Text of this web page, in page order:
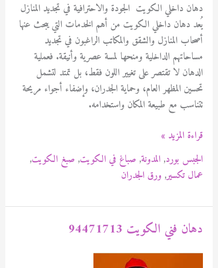
دهان داخلي الكويت الجودة والاحترافية في تجديد المنازل
يُعد دهان داخلي الكويت من أهم الخدمات التي يبحث عنها
أصحاب المنازل والشقق والمكاتب الراغبون في تجديد
مساحاتهم الداخلية ومنحها لمسة عصرية وأنيقة. فعملية
الدهان لا تقتصر على تغيير اللون فقط، بل تمتد لتشمل
تحسين المظهر العام، وحماية الجدران، وإضفاء أجواء مريحة
تتناسب مع طبيعة المكان واستخدامه.
دهان
داخلي
الكويت
94471713
قراءة المزيد »
الجبس بورد, المدونة, صباغ في الكويت, صبغ الكويت,
عمال تكسير, ورق الجدران
دهان فني الكويت 94471713